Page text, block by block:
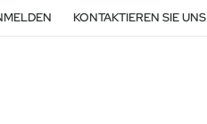
KONTAKTIEREN SIE UNS